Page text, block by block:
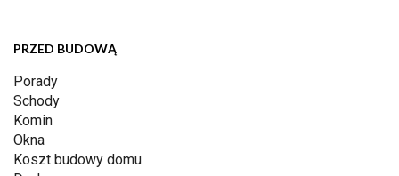
PRZED BUDOWĄ
Porady
Schody
Komin
Okna
Koszt budowy domu